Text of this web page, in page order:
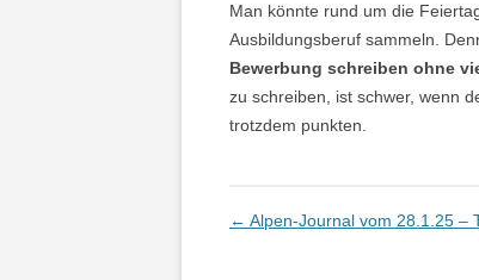
Man könnte rund um die
Ausbildungsberuf sammeln.
Bewerbung schreiben ohne
zu schreiben, ist schwer, wenn
trotzdem punkten.
Artikel-Navigation
← Alpen-Journal vom 28.1.25 –